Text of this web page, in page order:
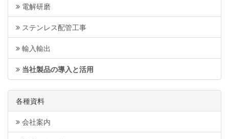
電解研磨
ステンレス配管工事
輸入輸出
当社製品の導入と活用
各種資料
会社案内